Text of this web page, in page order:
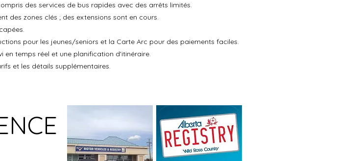
des services de bus rapides avec des arrêts limités.
des zones clés ; des extensions sont en cours.
pour les jeunes/seniors et la Carte Arc pour des paiements faciles.
en temps réel et une planification d'itinéraire.
et les détails supplémentaires.